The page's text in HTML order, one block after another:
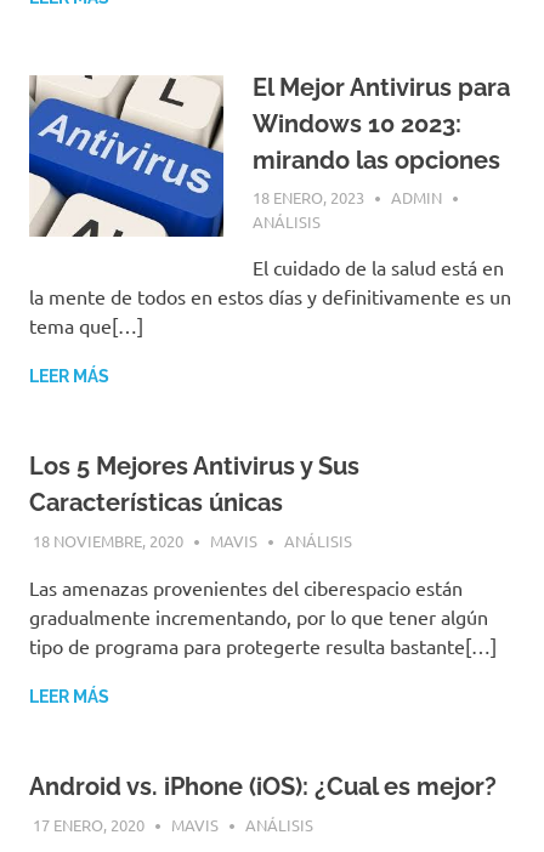
El Mejor Antivirus para
Windows 10 2023:
mirando las opciones
18 ENERO, 2023
ADMIN
ANÁLISIS
El cuidado de la salud está en
la mente de todos en estos días y definitivamente es un
tema que[…]
LEER MÁS
Los 5 Mejores Antivirus y Sus
Características únicas
18 NOVIEMBRE, 2020 MAVIS ANÁLISIS
Las amenazas provenientes del ciberespacio están
gradualmente incrementando, por lo que tener algún
tipo de programa para protegerte resulta bastante[…]
LEER MÁS
Android vs. iPhone (iOS): ¿Cual es mejor?
17 ENERO, 2020 MAVIS ANÁLISIS